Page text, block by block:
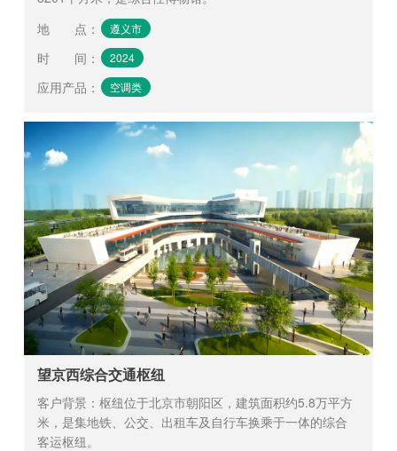
地 点 ： 遵义市
时 间 ： 2024
应用产品 ： 空调类
望京西综合交通枢纽
客户背景：枢纽位于北京市朝阳区，建筑面积约5.8万平方
米，是集地铁、公交、出租车及自行车换乘于一体的综合
客运枢纽。